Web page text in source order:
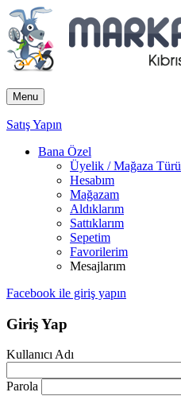
Menu
Satış Yapın
Bana Özel
Üyelik / Mağaza Türü
Hesabım
Mağazam
Aldıklarım
Sattıklarım
Sepetim
Favorilerim
Mesajlarım
Facebook ile giriş yapın
Giriş Yap
Kullanıcı Adı
Parola